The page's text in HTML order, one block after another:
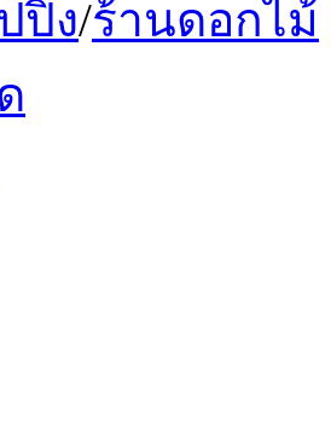
ปิ้ง/ร้านดอกไม้